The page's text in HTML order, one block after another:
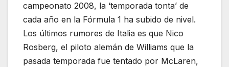
campeonato 2008, la ‘temporada tonta’ de
cada año en la Fórmula 1 ha subido de nivel.
Los últimos rumores de Italia es que Nico
Rosberg, el piloto alemán de Williams que la
pasada temporada fue tentado por McLaren,